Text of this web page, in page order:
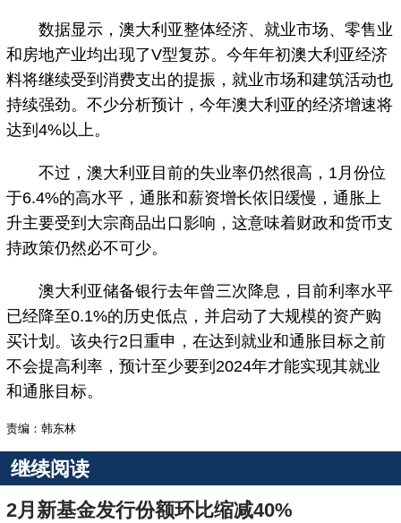
数据显示，澳大利亚整体经济、就业市场、零售业
和房地产业均出现了V型复苏。今年年初澳大利亚经济
料将继续受到消费支出的提振，就业市场和建筑活动也
持续强劲。不少分析预计，今年澳大利亚的经济增速将
达到4%以上。
不过，澳大利亚目前的失业率仍然很高，1月份位
于6.4%的高水平，通胀和薪资增长依旧缓慢，通胀上
升主要受到大宗商品出口影响，这意味着财政和货币支
持政策仍然必不可少。
澳大利亚储备银行去年曾三次降息，目前利率水平
已经降至0.1%的历史低点，并启动了大规模的资产购
买计划。该央行2日重申，在达到就业和通胀目标之前
不会提高利率，预计至少要到2024年才能实现其就业
和通胀目标。
责编：韩东林
继续阅读
2月新基金发行份额环比缩减40%